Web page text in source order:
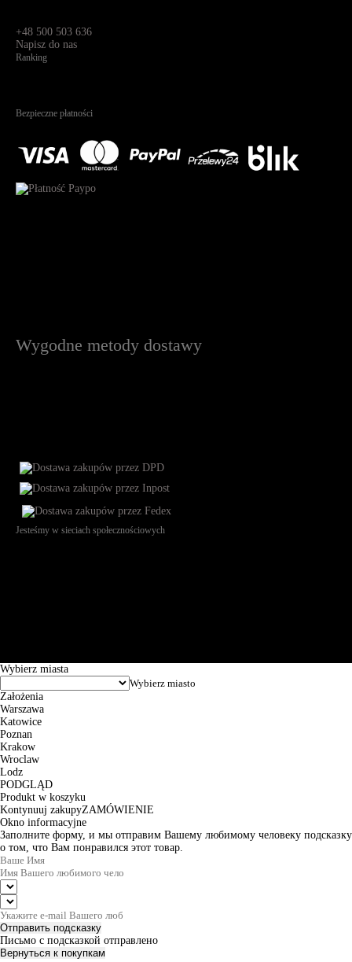
+48 500 503 636
Napisz do nas
Ranking
Bezpieczne płatności
Wygodne metody dostawy
Jesteśmy w sieciach społecznościowych
Wybierz miasta
Założenia
Warszawa
Katowice
Poznan
Krakow
Wroclaw
Lodz
PODGLĄD
Produkt w koszyku
Kontynuuj zakupyZAMÓWIENIE
Okno informacyjne
Заполните форму, и мы отправим Вашему любимому человеку подсказку
о том, что Вам понравился этот товар.
Отправить подсказку
Письмо с подсказкой отправлено
Вернуться к покупкам